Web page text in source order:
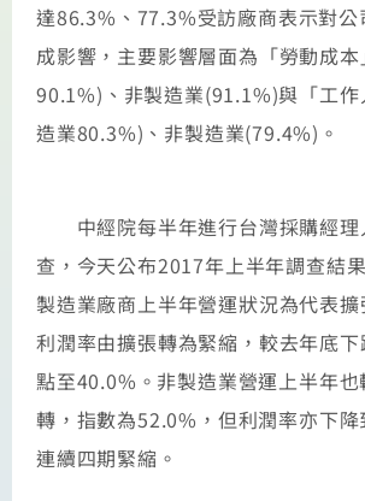
達86.3%、77.3%受訪廠商表示對公
成影響，主要影響層面為「勞動成
90.1%)、非製造業(91.1%)與「工作
造業80.3%)、非製造業(79.4%)。
中經院每半年進行台灣採購經理
查，今天公布2017年上半年調查結
製造業廠商上半年營運狀況為代表
利潤率由擴張轉為緊縮，較去年底
點至40.0%。非製造業營運上半年
轉，指數為52.0%，但利潤率亦下
連續四期緊縮。